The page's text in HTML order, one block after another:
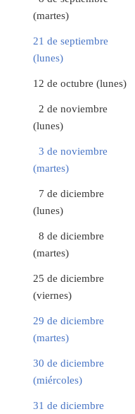
(martes)
21 de septiembre
(lunes)
12 de octubre (lunes)
2 de noviembre
(lunes)
3 de noviembre
(martes)
7 de diciembre
(lunes)
8 de diciembre
(martes)
25 de diciembre
(viernes)
29 de diciembre
(martes)
30 de diciembre
(miércoles)
31 de diciembre